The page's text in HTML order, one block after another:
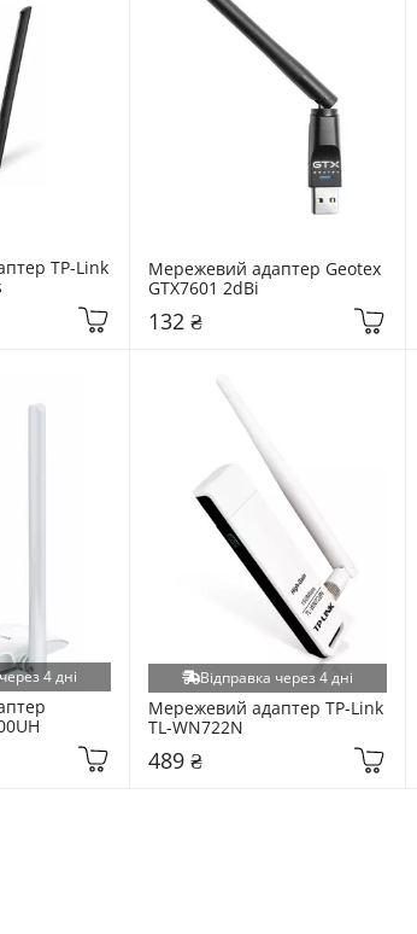
TP-Link
Мережевий адаптер Geotex
GTX7601 2dBi
132 ₴
4 дні Відправка через 4 дні
Мережевий адаптер TP-Link
TL-WN722N
489 ₴